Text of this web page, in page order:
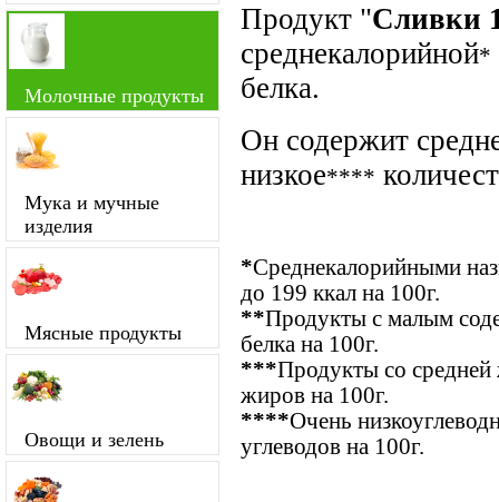
Молочные продукты
Мука и мучные
изделия
Мясные продукты
Овощи и зелень
Продукт "Сливки
среднекалорийной*
белка.
Он содержит
низкое****
*Среднекалорийными
до 199 ккал на 100г.
**Продукты с малым
белка на 100г.
***Продукты со
жиров на 100г.
****Очень
углеводов на 100г.